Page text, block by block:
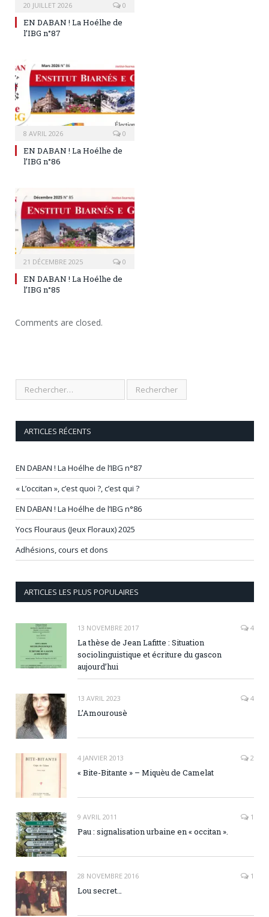
20 JUILLET 2026 0
EN DABAN ! La Hoélhe de
l’IBG n°87
8 AVRIL 2026 0
EN DABAN ! La Hoélhe de
l’IBG n°86
21 DÉCEMBRE 2025 0
EN DABAN ! La Hoélhe de
l’IBG n°85
Comments are closed.
ARTICLES RÉCENTS
EN DABAN ! La Hoélhe de l’IBG n°87
« L’occitan », c’est quoi ?, c’est qui ?
EN DABAN ! La Hoélhe de l’IBG n°86
Yocs Flouraus (Jeux Floraux) 2025
Adhésions, cours et dons
ARTICLES LES PLUS POPULAIRES
13 NOVEMBRE 2017 4
La thèse de Jean Lafitte : Situation
sociolinguistique et écriture du gascon
aujourd’hui
13 AVRIL 2023 4
L’Amourousè
4 JANVIER 2013 2
« Bite-Bitante » – Miquèu de Camelat
9 AVRIL 2011 1
Pau : signalisation urbaine en « occitan ».
28 NOVEMBRE 2016 1
Lou secret…